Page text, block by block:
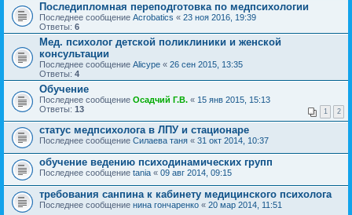
Последипломная переподготовка по медпсихологии
Последнее сообщение Acrobatics « 23 ноя 2016, 19:39
Ответы: 6
Мед. психолог детской поликлиники и женской
консультации
Последнее сообщение Alicype « 26 сен 2015, 13:35
Ответы: 4
Обучение
Последнее сообщение Осадчий Г.В. « 15 янв 2015, 15:13
Ответы: 13 1 2
статус медпсихолога в ЛПУ и стационаре
Последнее сообщение Cилаева таня « 31 окт 2014, 10:37
обучение ведению психодинамических групп
Последнее сообщение tania « 09 авг 2014, 09:15
требования санпина к кабинету медицинского психолога
Последнее сообщение нина гончаренко « 20 мар 2014, 11:51